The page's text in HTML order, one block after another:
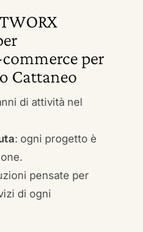
per
Cattaneo
di attività nel
: ogni progetto è
pensate per
di ogni